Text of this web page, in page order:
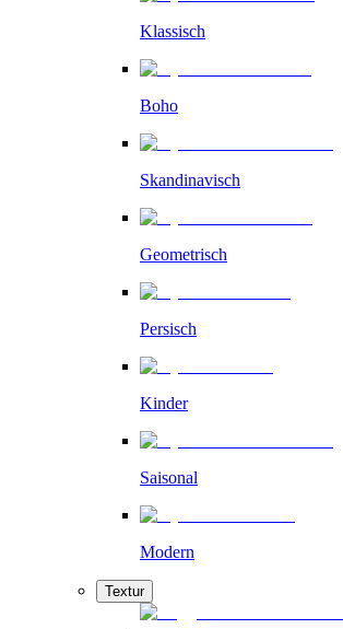
Klassisch
Boho
Skandinavisch
Geometrisch
Persisch
Kinder
Saisonal
Modern
Textur